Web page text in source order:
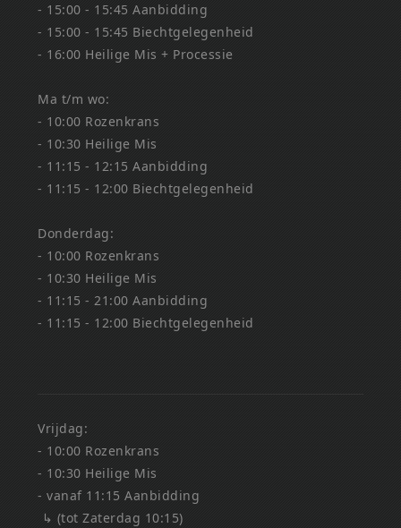
- 15:00 - 15:45 Aanbidding
- 15:00 - 15:45 Biechtgelegenheid
- 16:00 Heilige Mis + Processie
Ma t/m wo:
- 10:00 Rozenkrans
- 10:30 Heilige Mis
- 11:15 - 12:15 Aanbidding
- 11:15 - 12:00 Biechtgelegenheid
Donderdag:
- 10:00 Rozenkrans
- 10:30 Heilige Mis
- 11:15 - 21:00 Aanbidding
- 11:15 - 12:00 Biechtgelegenheid
Vrijdag:
- 10:00 Rozenkrans
- 10:30 Heilige Mis
- vanaf 11:15 Aanbidding
↳ (tot Zaterdag 10:15)